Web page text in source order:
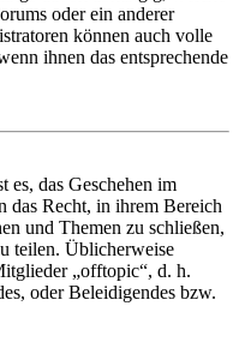
oder ein anderer
können auch volle
ihnen das entsprechende
es, das Geschehen im
das Recht, in ihrem Bereich
und Themen zu schließen,
teilen. Üblicherweise
„offtopic“, d. h.
oder Beleidigendes bzw.